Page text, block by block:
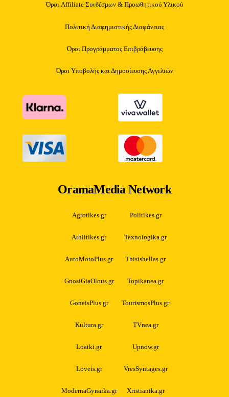
Όροι Affiliate Συνδέσμων & Προωθητικού Υλικού
Πολιτική Διαφημιστικής Διαφάνειας
Όροι Προγράμματος Επιβράβευσης
Όροι Υποβολής και Δημοσίευσης Αγγελιών
OramaMedia Network
Agrotikes.gr Politikes.gr
Athlitikes.gr Texnologika.gr
AutoMotoPlus.gr Thisishellas.gr
GnosiGiaOlous.gr Topikanea.gr
GoneisPlus.gr TourismosPlus.gr
Kultura.gr TVnea.gr
Loatki.gr Upnow.gr
Loveis.gr VresSyntages.gr
ModernaGynaika.gr Xristianika.gr